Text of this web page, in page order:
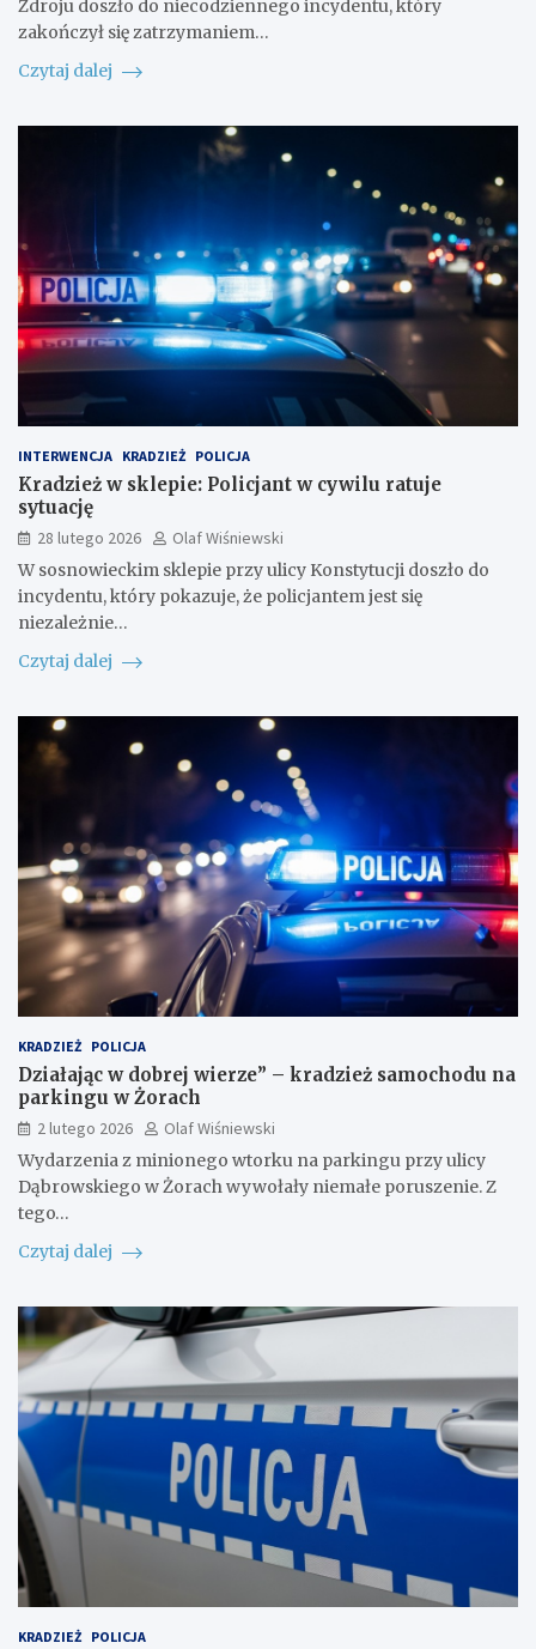
Zdroju doszło do niecodziennego incydentu, który
zakończył się zatrzymaniem…
Czytaj dalej
INTERWENCJA KRADZIEŻ POLICJA
Kradzież w sklepie: Policjant w cywilu ratuje
sytuację
28 lutego 2026
Olaf Wiśniewski
W sosnowieckim sklepie przy ulicy Konstytucji doszło do
incydentu, który pokazuje, że policjantem jest się
niezależnie…
Czytaj dalej
KRADZIEŻ POLICJA
Działając w dobrej wierze” – kradzież samochodu na
parkingu w Żorach
2 lutego 2026
Olaf Wiśniewski
Wydarzenia z minionego wtorku na parkingu przy ulicy
Dąbrowskiego w Żorach wywołały niemałe poruszenie. Z
tego…
Czytaj dalej
KRADZIEŻ POLICJA